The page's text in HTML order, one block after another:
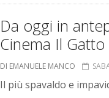
Da oggi in
Cinema Il
DI EMANUELE MANCO
Il più spavaldo e